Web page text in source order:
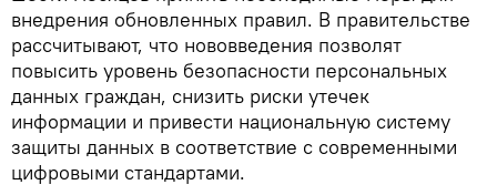
внедрения обновленных правил. В правительстве
рассчитывают, что нововведения позволят
повысить уровень безопасности персональных
данных граждан, снизить риски утечек
информации и привести национальную систему
защиты данных в соответствие с современными
цифровыми стандартами.